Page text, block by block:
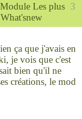
3
Module Les plus
ça que j'avais en
je vois que c'est
bien qu'il ne
créations, le mod